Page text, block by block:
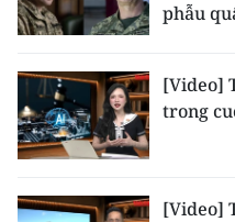
phẫu
[Video]
trong
[Video]